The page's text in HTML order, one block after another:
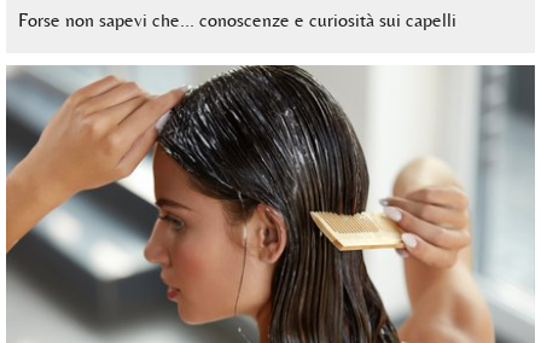
Forse non sapevi che… conoscenze e curiosità sui capelli